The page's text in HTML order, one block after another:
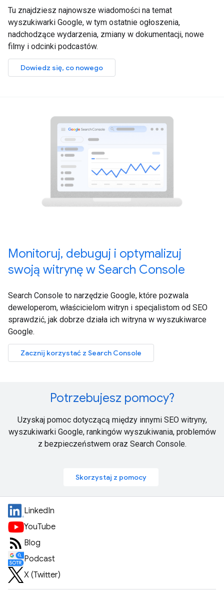
Tu znajdziesz najnowsze wiadomości na temat
wyszukiwarki Google, w tym ostatnie ogłoszenia,
nadchodzące wydarzenia, zmiany w dokumentacji, nowe
filmy i odcinki podcastów.
Dowiedz się, co nowego
Monitoruj, debuguj i optymalizuj
swoją witrynę w Search Console
Search Console to narzędzie Google, które pozwala
deweloperom, właścicielom witryn i specjalistom od SEO
sprawdzić, jak dobrze działa ich witryna w wyszukiwarce
Google.
Zacznij korzystać z Search Console
Potrzebujesz pomocy?
Uzyskaj pomoc dotyczącą między innymi SEO witryny,
wyszukiwarki Google, rankingów wyszukiwania, problemów
z bezpieczeństwem oraz Search Console.
Skorzystaj z pomocy
LinkedIn
YouTube
Blog
Podcast
X (Twitter)